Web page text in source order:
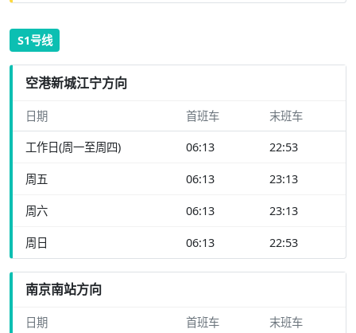
S1号线
空港新城江宁方向
日期 首班车 末班车
工作日(周一至周四) 06:13 22:53
周五 06:13 23:13
周六 06:13 23:13
周日 06:13 22:53
南京南站方向
日期 首班车 末班车